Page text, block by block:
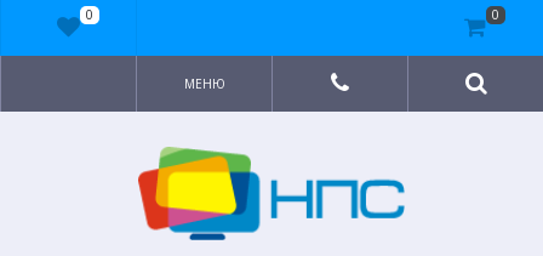
МЕНЮ
0 0